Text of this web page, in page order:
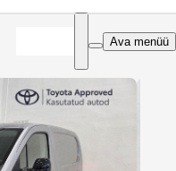
Ava menüü